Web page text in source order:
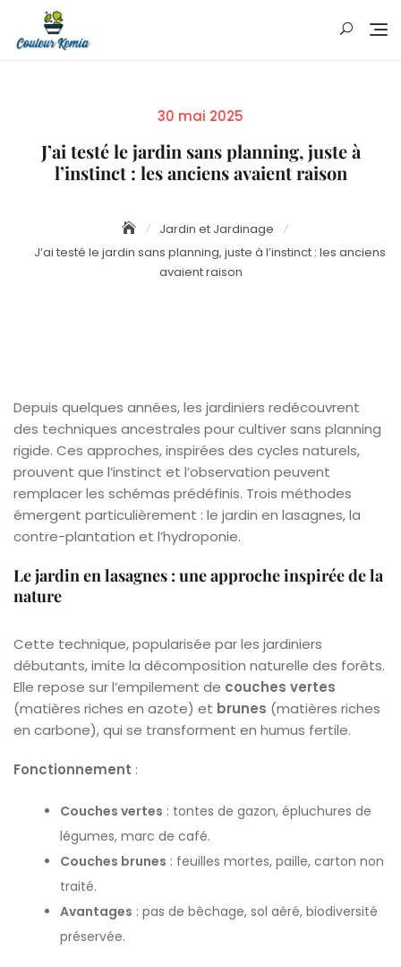
content
Posted
30 mai 2025
J’ai testé le jardin sans planning, juste à
l’instinct : les anciens avaient raison
Jardin et Jardinage
J’ai testé le jardin sans planning, juste à l’instinct : les anciens
avaient raison
Depuis quelques années, les jardiniers redécouvrent
des techniques ancestrales pour cultiver sans planning
rigide. Ces approches, inspirées des cycles naturels,
prouvent que l’instinct et l’observation peuvent
remplacer les schémas prédéfinis. Trois méthodes
émergent particulièrement : le jardin en lasagnes, la
contre-plantation et l’hydroponie.
Le jardin en lasagnes : une approche inspirée de la
nature
Cette technique, popularisée par les jardiniers
débutants, imite la décomposition naturelle des forêts.
Elle repose sur l’empilement de couches vertes
(matières riches en azote) et brunes (matières riches
en carbone), qui se transforment en humus fertile.
Fonctionnement :
Couches vertes : tontes de gazon, épluchures de
légumes, marc de café.
Couches brunes : feuilles mortes, paille, carton non
traité.
Avantages : pas de bêchage, sol aéré, biodiversité
préservée.